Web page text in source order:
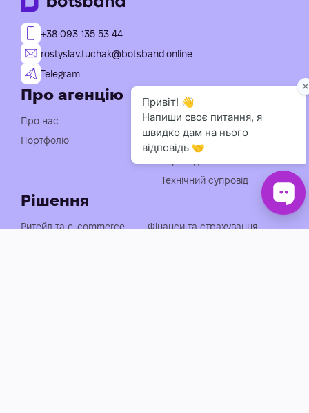
+38 093 135 53 44
rostyslav.tuchak@botsband.online
Telegram
Про агенцію
Про нас
Портфоліо
Рішення
Ритейл та e-commerce
Фінанси та страхування
Послуги
Індивідуальна розробка
чат-ботів
Консультація із
Технічний супровід